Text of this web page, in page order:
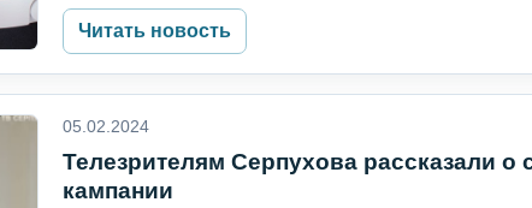
Читать новость
05.02.2024
Телезрителям Серпухова рассказали
кампании